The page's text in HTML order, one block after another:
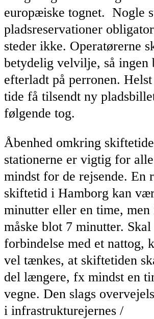
europæiske tognet. Nogle
pladsreservationer
steder ikke. Operatørerne
betydelig velvilje, så ingen
efterladt på perronen.
tide få tilsendt ny
følgende tog.
Åbenhed omkring
stationerne er vigtig for
mindst for de rejsende. En
skiftetid i Hamborg kan
minutter eller en time,
måske blot 7 minutter. Skal
forbindelse med et nattog,
vel tænkes, at skiftetiden
del længere, fx mindst en
vegne. Den slags
i infrastrukturejernes /